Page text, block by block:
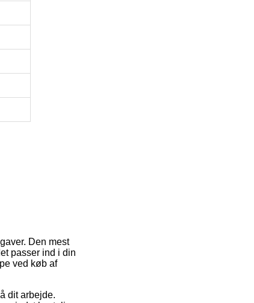
Den mest
passer ind i din
ved køb af
dit arbejde.